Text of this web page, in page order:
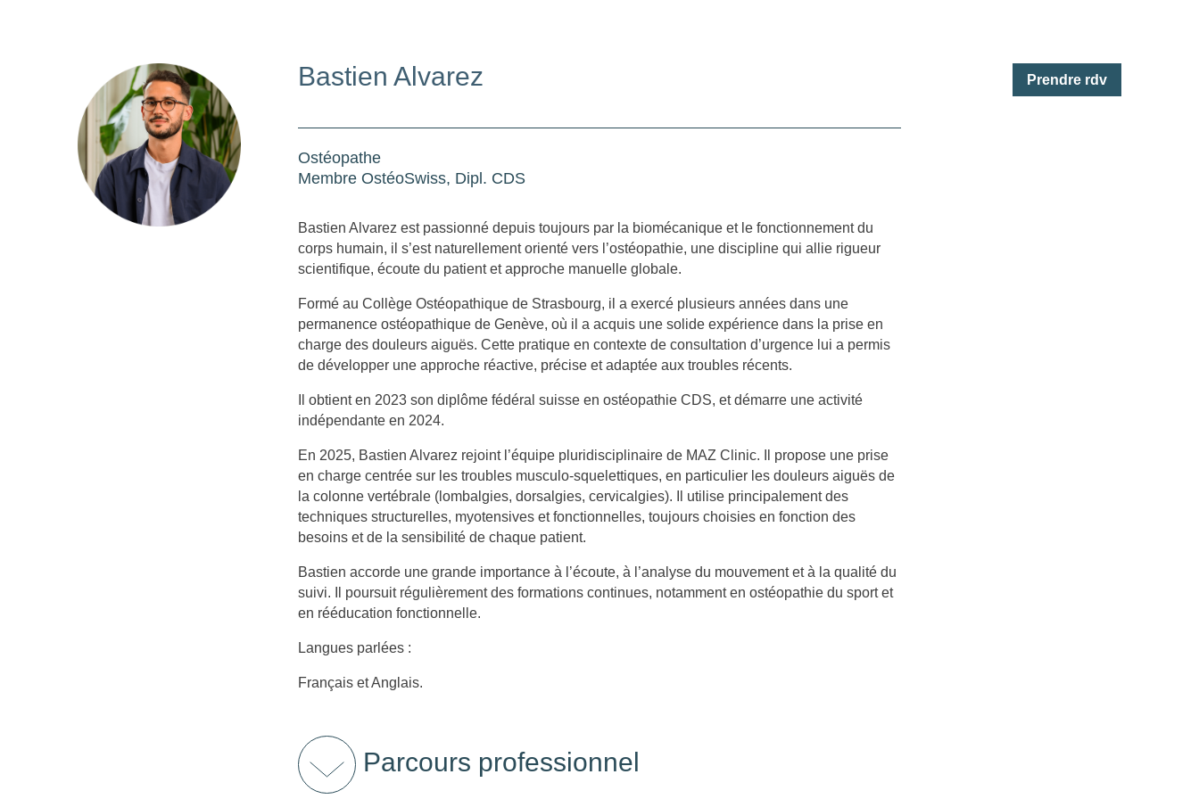
Bastien Alvarez
Ostéopathe
Membre OstéoSwiss, Dipl. CDS
Bastien Alvarez est passionné depuis toujours par la biomécanique et le fonctionnement du
corps humain, il s’est naturellement orienté vers l’ostéopathie, une discipline qui allie rigueur
scientifique, écoute du patient et approche manuelle globale.
Formé au Collège Ostéopathique de Strasbourg, il a exercé plusieurs années dans une
permanence ostéopathique de Genève, où il a acquis une solide expérience dans la prise en
charge des douleurs aiguës. Cette pratique en contexte de consultation d’urgence lui a permis
de développer une approche réactive, précise et adaptée aux troubles récents.
Il obtient en 2023 son diplôme fédéral suisse en ostéopathie CDS, et démarre une activité
indépendante en 2024.
En 2025, Bastien Alvarez rejoint l’équipe pluridisciplinaire de MAZ Clinic. Il propose une prise
en charge centrée sur les troubles musculo-squelettiques, en particulier les douleurs aiguës de
la colonne vertébrale (lombalgies, dorsalgies, cervicalgies). Il utilise principalement des
techniques structurelles, myotensives et fonctionnelles, toujours choisies en fonction des
besoins et de la sensibilité de chaque patient.
Bastien accorde une grande importance à l’écoute, à l’analyse du mouvement et à la qualité du
suivi. Il poursuit régulièrement des formations continues, notamment en ostéopathie du sport et
en rééducation fonctionnelle.
Langues parlées :
Français et Anglais.
Parcours professionnel
Prendre rdv